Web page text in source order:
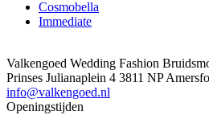
Cosmobella
Immediate
Valkengoed Wedding Fashion
Prinses Julianaplein 4 3811 NP
info@valkengoed.nl
Openingstijden